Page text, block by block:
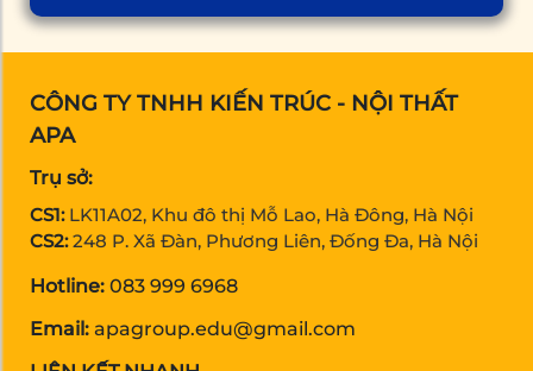
CÔNG TY TNHH KIẾN TRÚC - NỘI THẤT
APA
Trụ sở:
CS1: LK11A02, Khu đô thị Mỗ Lao, Hà Đông, Hà Nội
CS2: 248 P. Xã Đàn, Phương Liên, Đống Đa, Hà Nội
Hotline: 083 999 6968
Email: apagroup.edu@gmail.com